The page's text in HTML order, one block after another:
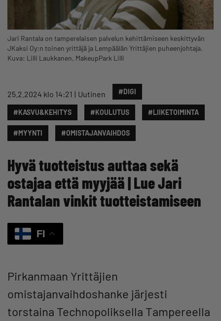
Jari Rantala on tamperelaisen palvelun kehittämiseen keskittyvän
JKaksi Oy:n toinen yrittäjä ja Lempäälän Yrittäjien puheenjohtaja.
Kuva: Lilli Laukkanen, MakeupPark Lilli
25.2.2024 klo 14:21 Uutinen #DIGI
#KASVU&KEHITYS #KOULUTUS #LIIKETOIMINTA
#MYYNTI #OMISTAJANVAIHDOS
Hyvä tuotteistus auttaa sekä
ostajaa että myyjää | Lue Jari
Rantalan vinkit tuotteistamiseen
FI
Pirkanmaan Yrittäjien
omistajanvaihdoshanke järjesti
torstaina Technopoliksella Tampereella